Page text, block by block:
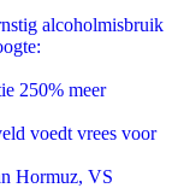
alcoholmisbruik
250% meer
voedt vrees voor
Hormuz, VS